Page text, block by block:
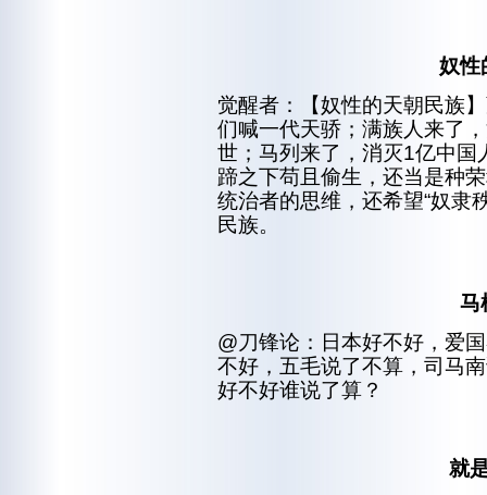
奴性
觉醒者：【奴性的天朝民族
们喊一代天骄；满族人来了
世；马列来了，消灭1亿中国
蹄之下苟且偷生，还当是种
统治者的思维，还希望“奴隶
民族。
马
@刀锋论：日本好不好，爱
不好，五毛说了不算，司马
好不好谁说了算？
就